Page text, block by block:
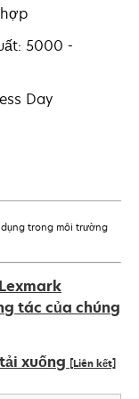
5000 -
Day
dụng trong môi trường
tác của chúng
xuống [Liên kết]